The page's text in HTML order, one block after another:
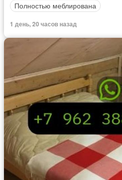
Полностью меблирована
1 день, 20 часов назад